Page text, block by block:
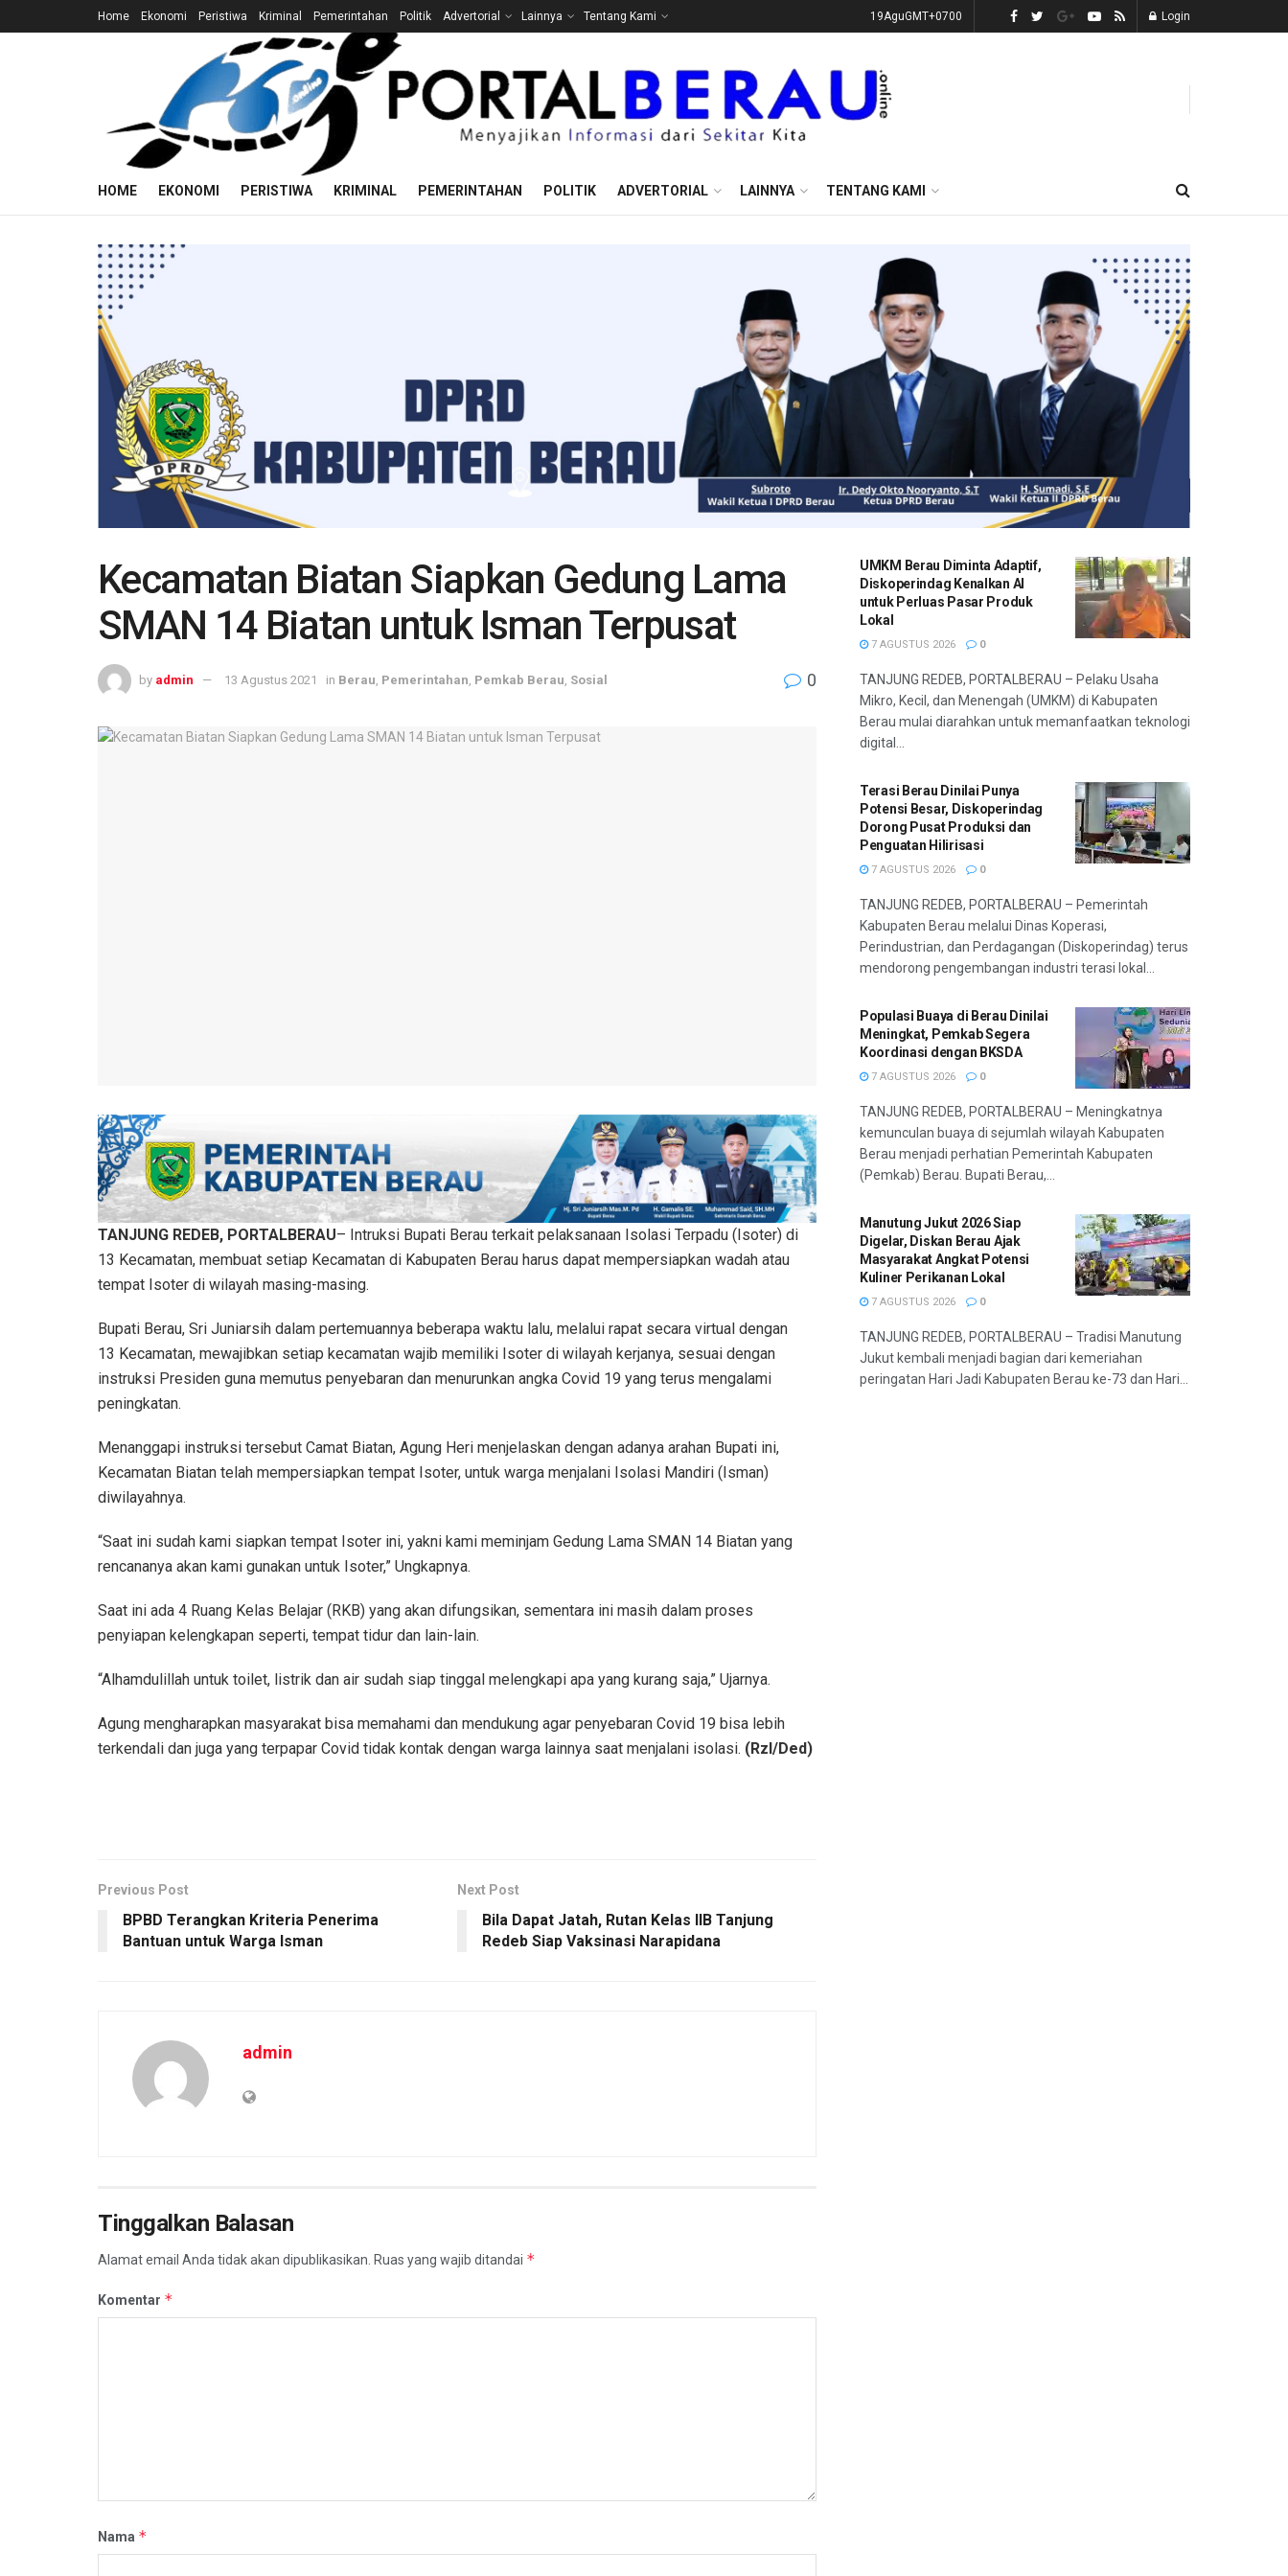
Home Ekonomi Peristiwa Kriminal Pemerintahan Politik Advertorial Lainnya Tentang Kami 19AguGMT+0700 Login
HOME EKONOMI PERISTIWA KRIMINAL PEMERINTAHAN POLITIK ADVERTORIAL LAINNYA TENTANG KAMI
Kecamatan Biatan Siapkan Gedung Lama
SMAN 14 Biatan untuk Isman Terpusat
by admin 13 Agustus 2021 in Berau, Pemerintahan, Pemkab Berau, Sosial 0
TANJUNG REDEB, PORTALBERAU– Intruksi Bupati Berau terkait pelaksanaan Isolasi Terpadu (Isoter) di
13 Kecamatan, membuat setiap Kecamatan di Kabupaten Berau harus dapat mempersiapkan wadah atau
tempat Isoter di wilayah masing-masing.
Bupati Berau, Sri Juniarsih dalam pertemuannya beberapa waktu lalu, melalui rapat secara virtual dengan
13 Kecamatan, mewajibkan setiap kecamatan wajib memiliki Isoter di wilayah kerjanya, sesuai dengan
instruksi Presiden guna memutus penyebaran dan menurunkan angka Covid 19 yang terus mengalami
peningkatan.
Menanggapi instruksi tersebut Camat Biatan, Agung Heri menjelaskan dengan adanya arahan Bupati ini,
Kecamatan Biatan telah mempersiapkan tempat Isoter, untuk warga menjalani Isolasi Mandiri (Isman)
diwilayahnya.
“Saat ini sudah kami siapkan tempat Isoter ini, yakni kami meminjam Gedung Lama SMAN 14 Biatan yang
rencananya akan kami gunakan untuk Isoter,” Ungkapnya.
Saat ini ada 4 Ruang Kelas Belajar (RKB) yang akan difungsikan, sementara ini masih dalam proses
penyiapan kelengkapan seperti, tempat tidur dan lain-lain.
“Alhamdulillah untuk toilet, listrik dan air sudah siap tinggal melengkapi apa yang kurang saja,” Ujarnya.
Agung mengharapkan masyarakat bisa memahami dan mendukung agar penyebaran Covid 19 bisa lebih
terkendali dan juga yang terpapar Covid tidak kontak dengan warga lainnya saat menjalani isolasi. (Rzl/Ded)
Previous Post
BPBD Terangkan Kriteria Penerima
Bantuan untuk Warga Isman
Next Post
Bila Dapat Jatah, Rutan Kelas IIB Tanjung
Redeb Siap Vaksinasi Narapidana
admin
Tinggalkan Balasan
Alamat email Anda tidak akan dipublikasikan. Ruas yang wajib ditandai *
Komentar *
Nama *
UMKM Berau Diminta Adaptif,
Diskoperindag Kenalkan AI
untuk Perluas Pasar Produk
Lokal
7 AGUSTUS 2026 0
TANJUNG REDEB, PORTALBERAU – Pelaku Usaha
Mikro, Kecil, dan Menengah (UMKM) di Kabupaten
Berau mulai diarahkan untuk memanfaatkan teknologi
digital...
Terasi Berau Dinilai Punya
Potensi Besar, Diskoperindag
Dorong Pusat Produksi dan
Penguatan Hilirisasi
7 AGUSTUS 2026 0
TANJUNG REDEB, PORTALBERAU – Pemerintah
Kabupaten Berau melalui Dinas Koperasi,
Perindustrian, dan Perdagangan (Diskoperindag) terus
mendorong pengembangan industri terasi lokal...
Populasi Buaya di Berau Dinilai
Meningkat, Pemkab Segera
Koordinasi dengan BKSDA
7 AGUSTUS 2026 0
TANJUNG REDEB, PORTALBERAU – Meningkatnya
kemunculan buaya di sejumlah wilayah Kabupaten
Berau menjadi perhatian Pemerintah Kabupaten
(Pemkab) Berau. Bupati Berau,...
Manutung Jukut 2026 Siap
Digelar, Diskan Berau Ajak
Masyarakat Angkat Potensi
Kuliner Perikanan Lokal
7 AGUSTUS 2026 0
TANJUNG REDEB, PORTALBERAU – Tradisi Manutung
Jukut kembali menjadi bagian dari kemeriahan
peringatan Hari Jadi Kabupaten Berau ke-73 dan Hari...